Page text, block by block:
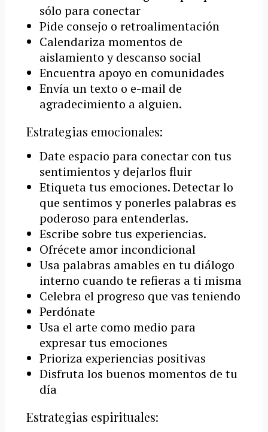
sólo para conectar
Pide consejo o retroalimentación
Calendariza momentos de
aislamiento y descanso social
Encuentra apoyo en comunidades
Envía un texto o e-mail de
agradecimiento a alguien.
Estrategias emocionales:
Date espacio para conectar con tus
sentimientos y dejarlos fluir
Etiqueta tus emociones. Detectar lo
que sentimos y ponerles palabras es
poderoso para entenderlas.
Escribe sobre tus experiencias.
Ofrécete amor incondicional
Usa palabras amables en tu diálogo
interno cuando te refieras a ti misma
Celebra el progreso que vas teniendo
Perdónate
Usa el arte como medio para
expresar tus emociones
Prioriza experiencias positivas
Disfruta los buenos momentos de tu
día
Estrategias espirituales: